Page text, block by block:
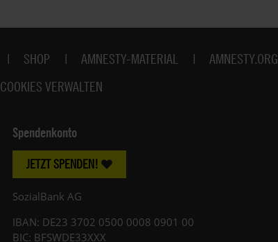
SHOP AMNESTY-MATERIAL AMNESTY.ORG
COOKIES VERWALTEN
Spendenkonto
JETZT SPENDEN!
SozialBank AG
IBAN: DE23 3702 0500 0008 0901 00
BIC: BFSWDE33XXX